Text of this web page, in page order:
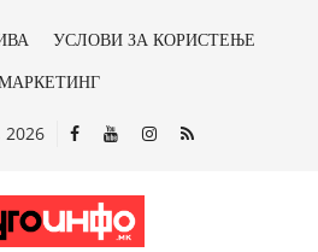
УСЛОВИ ЗА КОРИСТЕЊЕ
2026